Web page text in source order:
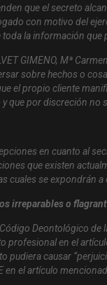
que el secreto
con motivo del
la información
GIMENO, Mª Carmen
sobre hechos o
el propio cliente
que por discreción no
en cuanto al
que existen
cuales se expondrán a
irreparables o
Deontológico de
profesional en el
pudiera causar
el artículo